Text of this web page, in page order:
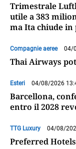
Trimestrale
utile a 383
ma Ita chiude in
Compagnie aeree 04/
Thai Airways
Esteri 04/08/2026
Barcellona,
entro il 2028
TTG Luxury 04/08/
Preferred